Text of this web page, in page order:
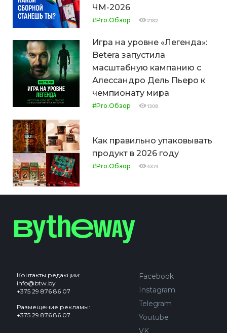
ЧМ-2026
#Pro.Обзор 2182
Игра на уровне «Легенда»:
Betera запустила
масштабную кампанию с
Алессандро Дель Пьеро к
чемпионату мира
#Pro.Обзор 1308
Как правильно упаковывать
продукт в 2026 году
#Pro.Обзор 4374
Контакты редакции:
info@btw.by
+375 29 876 86 07
Размещение рекламы:
+375 29 876 86 07
Facebook
Instagram
Telegram
Youtube
VK